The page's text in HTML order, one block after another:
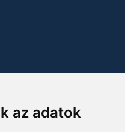
az adatok